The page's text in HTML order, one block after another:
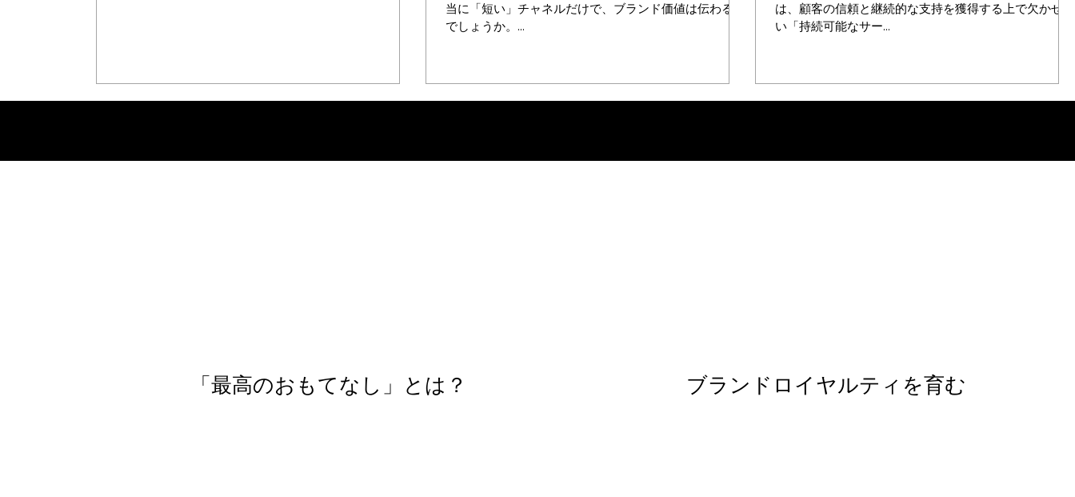
当に「短い」チャネルだけで、ブランド価値は伝わるの
でしょうか。...
は、顧客の信頼と継続的な支持を獲得する上で欠かせな
い「持続可能なサー...
「最高のおもてなし」とは？ ブランドロイヤルティを育む